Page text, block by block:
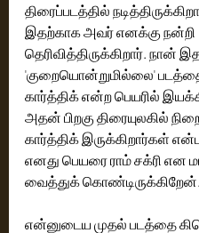
திரைப்படத்தில்
இதற்காக அவர் எனக்கு நன்றி
தெரிவித்திருக்கிறார். நான்
'குறையொன்றுமில்லை'
கார்த்திக் என்ற பெயரில்
அதன் பிறகு திரையுலகில்
கார்த்திக் இருக்கிறார்கள்
எனது பெயரை ராம் சக்ரி என
என்னுடைய முதல் படத்தை